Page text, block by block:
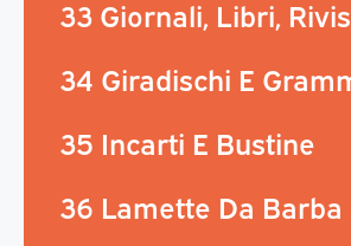
33 Giornali, Libri,
34 Giradischi E
35 Incarti E Bustine
36 Lamette Da Barba